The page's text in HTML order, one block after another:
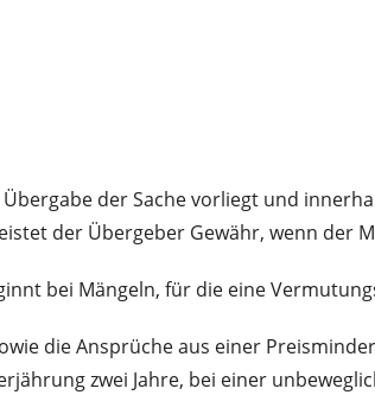
der Sache vorliegt und
der Übergeber Gewähr, wenn der
bei Mängeln, für die eine
die Ansprüche aus einer
zwei Jahre, bei einer